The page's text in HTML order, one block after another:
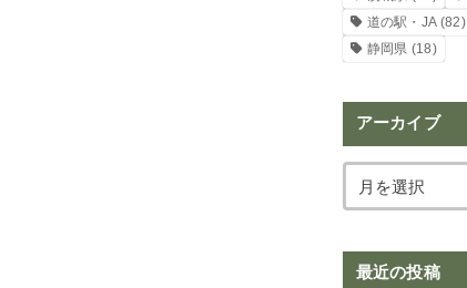
道の駅・JA(82)
静岡県 (18)
アーカイブ
最近の投稿